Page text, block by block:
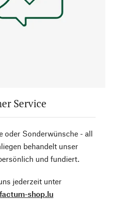
Service
oder Sonderwünsche - all
behandelt unser
und fundiert.
jederzeit unter
shop.lu